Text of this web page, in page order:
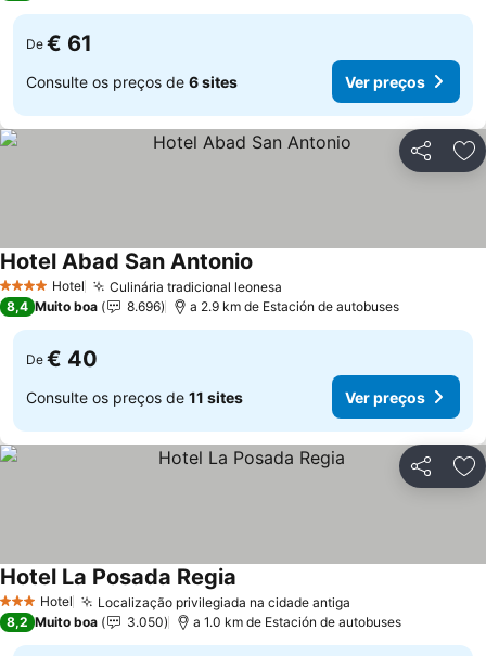
De € 61
Consulte os preços de 6 sites Ver preços
Partilhar
4 EstrelasHotel Culinária tradicional leonesa
Hotel Abad San Antonio
8,4 Muito boa 8.696 a 2.9 km de Estación de autobuses
De € 40
Consulte os preços de 11 sites Ver preços
Partilhar
3 EstrelasHotel Localização privilegiada na cidade antiga
Hotel La Posada Regia
8,2 Muito boa 3.050 a 1.0 km de Estación de autobuses